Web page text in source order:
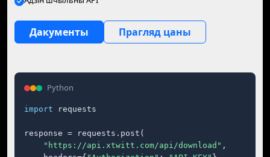
Дакументы Прагляд цаны
Python
import requests
response = requests.post(
"https://api.xtwitt.com/api/download" ,